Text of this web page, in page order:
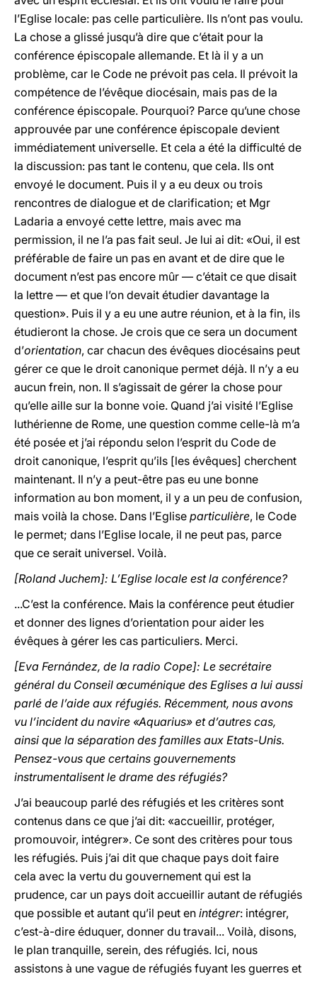
l’Eglise locale: pas celle particulière. Ils n’ont pas voulu.
La chose a glissé jusqu’à dire que c’était pour la
conférence épiscopale allemande. Et là il y a un
problème, car le Code ne prévoit pas cela. Il prévoit la
compétence de l’évêque diocésain, mais pas de la
conférence épiscopale. Pourquoi? Parce qu’une chose
approuvée par une conférence épiscopale devient
immédiatement universelle. Et cela a été la difficulté de
la discussion: pas tant le contenu, que cela. Ils ont
envoyé le document. Puis il y a eu deux ou trois
rencontres de dialogue et de clarification; et Mgr
Ladaria a envoyé cette lettre, mais avec ma
permission, il ne l’a pas fait seul. Je lui ai dit: «Oui, il est
préférable de faire un pas en avant et de dire que le
document n’est pas encore mûr — c’était ce que disait
la lettre — et que l’on devait étudier davantage la
question». Puis il y a eu une autre réunion, et à la fin, ils
étudieront la chose. Je crois que ce sera un document
d’orientation, car chacun des évêques diocésains peut
gérer ce que le droit canonique permet déjà. Il n’y a eu
aucun frein, non. Il s’agissait de gérer la chose pour
qu’elle aille sur la bonne voie. Quand j’ai visité l’Eglise
luthérienne de Rome, une question comme celle-là m’a
été posée et j’ai répondu selon l’esprit du Code de
droit canonique, l’esprit qu’ils [les évêques] cherchent
maintenant. Il n’y a peut-être pas eu une bonne
information au bon moment, il y a un peu de confusion,
mais voilà la chose. Dans l’Eglise particulière, le Code
le permet; dans l’Eglise locale, il ne peut pas, parce
que ce serait universel. Voilà.
[Roland Juchem]: L’Eglise locale est la conférence?
...C’est la conférence. Mais la conférence peut étudier
et donner des lignes d’orientation pour aider les
évêques à gérer les cas particuliers. Merci.
[Eva Fernández, de la radio Cope]: Le secrétaire
général du Conseil œcuménique des Eglises a lui aussi
parlé de l’aide aux réfugiés. Récemment, nous avons
vu l’incident du navire «Aquarius» et d’autres cas,
ainsi que la séparation des familles aux Etats-Unis.
Pensez-vous que certains gouvernements
instrumentalisent le drame des réfugiés?
J’ai beaucoup parlé des réfugiés et les critères sont
contenus dans ce que j’ai dit: «accueillir, protéger,
promouvoir, intégrer». Ce sont des critères pour tous
les réfugiés. Puis j’ai dit que chaque pays doit faire
cela avec la vertu du gouvernement qui est la
prudence, car un pays doit accueillir autant de réfugiés
que possible et autant qu’il peut en intégrer: intégrer,
c’est-à-dire éduquer, donner du travail... Voilà, disons,
le plan tranquille, serein, des réfugiés. Ici, nous
assistons à une vague de réfugiés fuyant les guerres et